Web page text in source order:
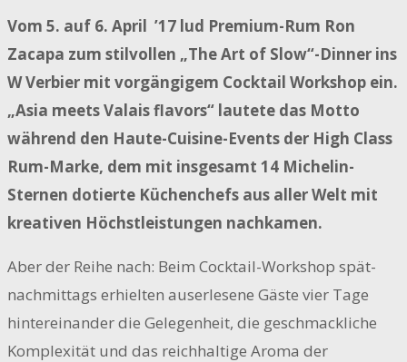
Vom 5. auf 6. April ’17 lud Premium-Rum Ron
Zacapa zum stilvollen „The Art of Slow“-Dinner ins
W Verbier mit vorgängigem Cocktail Workshop ein.
„Asia meets Valais flavors“ lautete das Motto
während den Haute-Cuisine-Events der High Class
Rum-Marke, dem mit insgesamt 14 Michelin-
Sternen dotierte Küchenchefs aus aller Welt mit
kreativen Höchstleistungen nachkamen.
Aber der Reihe nach: Beim Cocktail-Workshop spät-
nachmittags erhielten auserlesene Gäste vier Tage
hintereinander die Gelegenheit, die geschmackliche
Komplexität und das reichhaltige Aroma der